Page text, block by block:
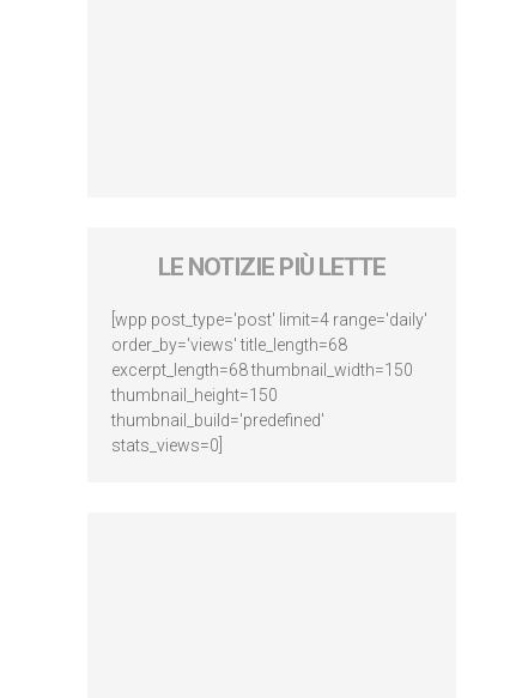
LE NOTIZIE PIÙ LETTE
[wpp post_type='post' limit=4 range='daily'
order_by='views' title_length=68
excerpt_length=68 thumbnail_width=150
thumbnail_height=150
thumbnail_build='predefined'
stats_views=0]